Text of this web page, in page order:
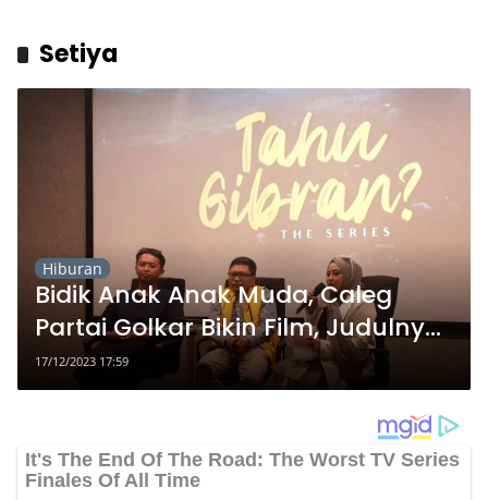
Setiya
Hiburan
Bidik Anak Anak Muda, Caleg
Partai Golkar Bikin Film, Judulnya:
Tahu Gibran?
17/12/2023 17:59